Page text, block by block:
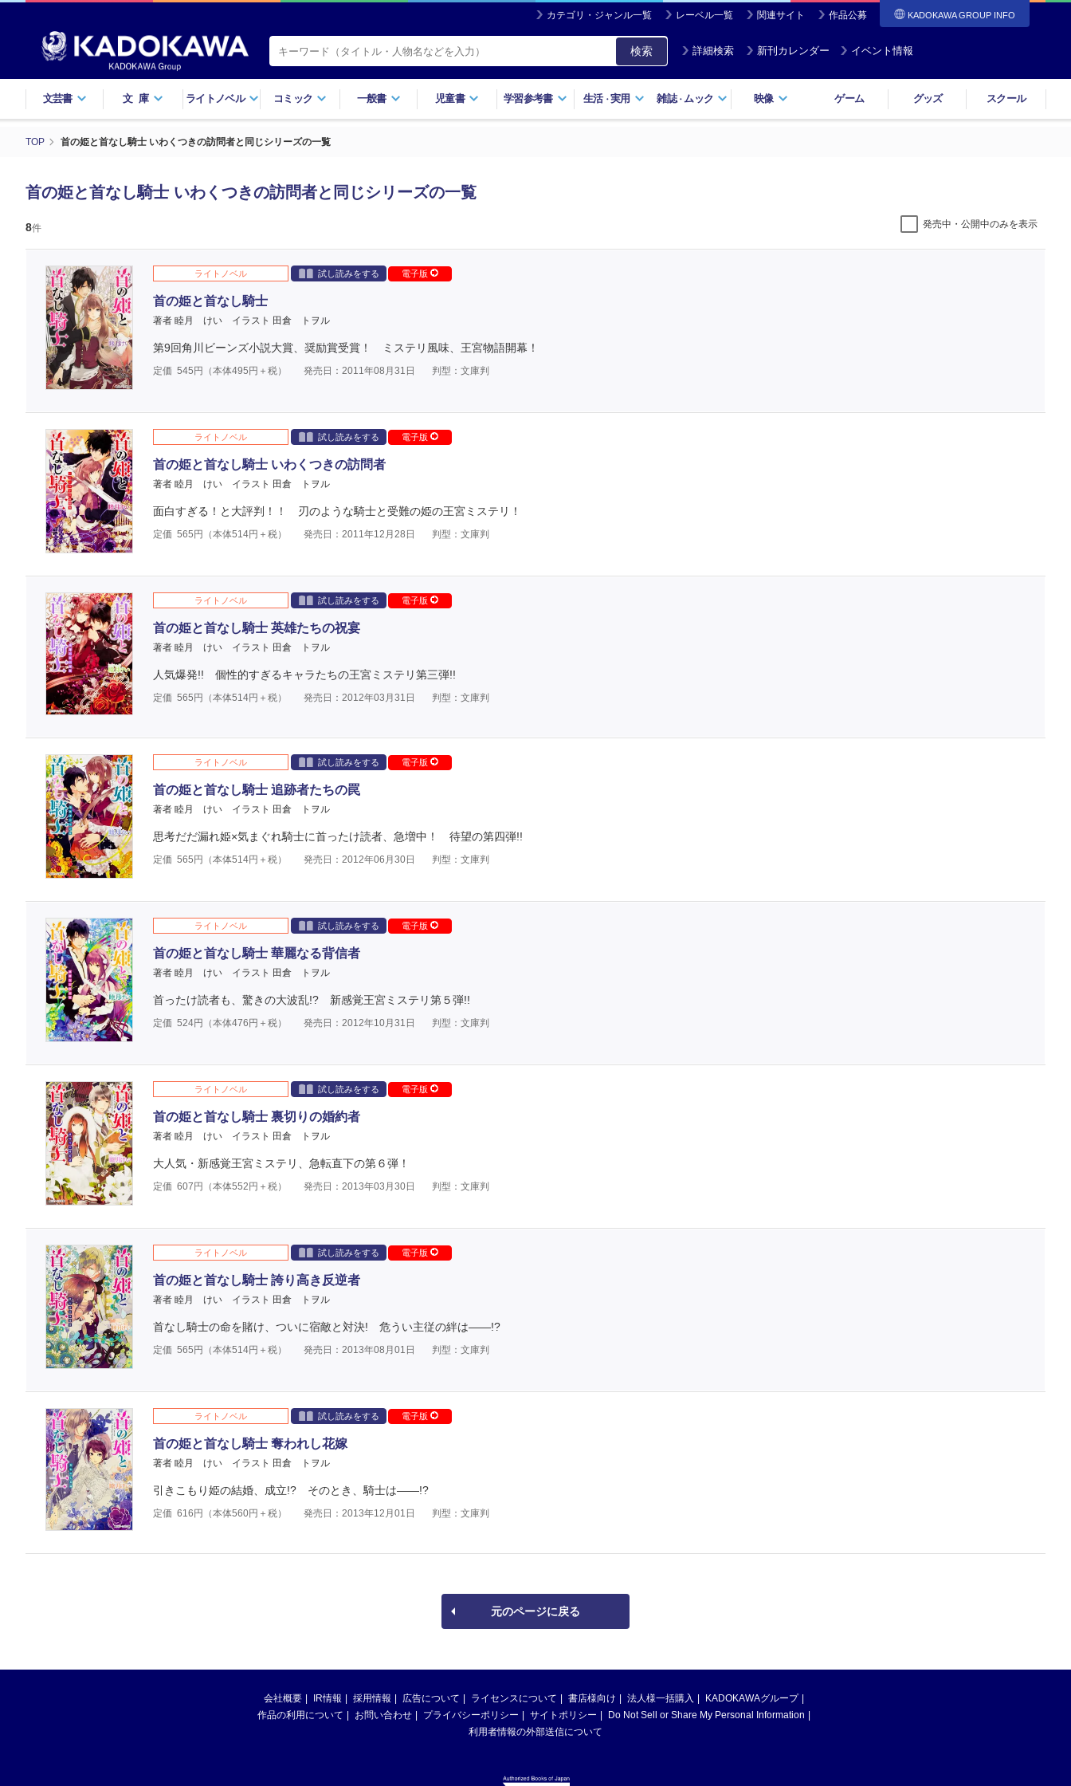
カテゴリ・ジャンル一覧 レーベル一覧 関連サイト 作品公募 KADOKAWA GROUP INFO
検索 詳細検索 新刊カレンダー イベント情報
文芸書 文庫 ライトノベル コミック 一般書 児童書 学習参考書 生活・実用 雑誌・ ムック 映像 ゲーム グッズ スクール
TOP 首の姫と首なし騎士 いわくつきの訪問者と同じシリーズの一覧
首の姫と首なし騎士 いわくつきの訪問者と同じシリーズの一覧
8件 発売中・公開中のみを表示
ライトノベル 試し読みをする 電子版
首の姫と首なし騎士
著者 睦月 けい イラスト 田倉 トヲル
第9回角川ビーンズ小説大賞、奨励賞受賞！ ミステリ風味、王宮物語開幕！
定価 545 円（本体495 円＋税） 発売日：2011年08月31日 判型：文庫判
ライトノベル 試し読みをする 電子版
首の姫と首なし騎士 いわくつきの訪問者
著者 睦月 けい イラスト 田倉 トヲル
面白すぎる！と大評判！！ 刃のような騎士と受難の姫の王宮ミステリ！
定価 565 円（本体514円＋税） 発売日：2011年12月28日 判型：文庫判
ライトノベル 試し読みをする 電子版
首の姫と首なし騎士 英雄たちの祝宴
著者 睦月 けい イラスト 田倉 トヲル
人気爆発!! 個性的すぎるキャラたちの王宮ミステリ第三弾!!
定価 565 円（本体514円＋税） 発売日：2012年03月31日 判型：文庫判
ライトノベル 試し読みをする 電子版
首の姫と首なし騎士 追跡者たちの罠
著者 睦月 けい イラスト 田倉 トヲル
思考だだ漏れ姫×気まぐれ騎士に首ったけ読者、急増中！ 待望の第四弾!!
定価 565 円（本体514円＋税） 発売日：2012年06月30日 判型：文庫判
ライトノベル 試し読みをする 電子版
首の姫と首なし騎士 華麗なる背信者
著者 睦月 けい イラスト 田倉 トヲル
首ったけ読者も、驚きの大波乱!? 新感覚王宮ミステリ第５弾!!
定価 524円（本体476 円＋税） 発売日：2012年10月31日 判型：文庫判
ライトノベル 試し読みをする 電子版
首の姫と首なし騎士 裏切りの婚約者
著者 睦月 けい イラスト 田倉 トヲル
大人気・新感覚王宮ミステリ、急転直下の第６弾！
定価 607 円（本体552 円＋税） 発売日：2013年03月30日 判型：文庫判
ライトノベル 試し読みをする 電子版
首の姫と首なし騎士 誇り高き反逆者
著者 睦月 けい イラスト 田倉 トヲル
首なし騎士の命を賭け、ついに宿敵と対決! 危うい主従の絆は――!?
定価 565 円（本体514円＋税） 発売日：2013年08月01日 判型：文庫判
ライトノベル 試し読みをする 電子版
首の姫と首なし騎士 奪われし花嫁
著者 睦月 けい イラスト 田倉 トヲル
引きこもり姫の結婚、成立!? そのとき、騎士は――!?
定価 616 円（本体560円＋税） 発売日：2013年12月01日 判型：文庫判
元のページに戻る
会社概要 IR情報 採用情報 広告について ライセンスについて 書店様向け 法人様一括購入
KADOKAWAグループ
作品の利用について
お問い合わせ プライバシーポリシー サイトポリシー
Do Not Sell or Share My Personal Information
利用者情報の外部送信について